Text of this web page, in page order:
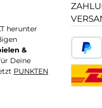
herunter
&
Deine
PUNKTEN